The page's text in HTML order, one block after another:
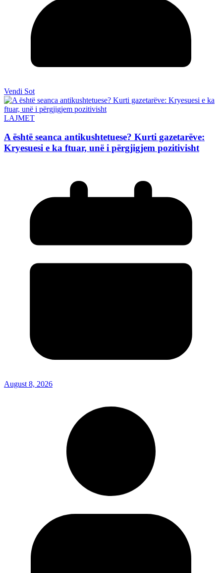
Vendi Sot
LAJMET
A është seanca antikushtetuese? Kurti gazetarëve:
Kryesuesi e ka ftuar, unë i përgjigjem pozitivisht
August 8, 2026